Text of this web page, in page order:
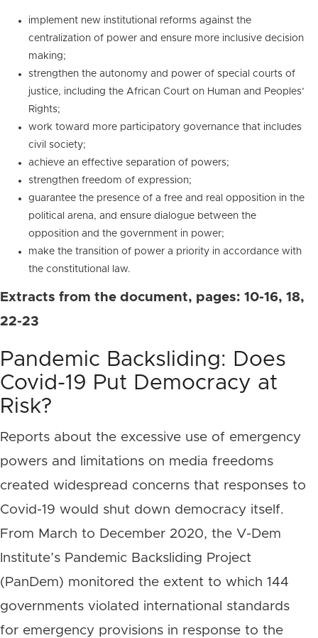
implement new institutional reforms against the
centralization of power and ensure more inclusive decision
making;
strengthen the autonomy and power of special courts of
justice, including the African Court on Human and Peoples’
Rights;
work toward more participatory governance that includes
civil society;
achieve an effective separation of powers;
strengthen freedom of expression;
guarantee the presence of a free and real opposition in the
political arena, and ensure dialogue between the
opposition and the government in power;
make the transition of power a priority in accordance with
the constitutional law.
Extracts from the document, pages: 10-16, 18,
22-23
Pandemic Backsliding: Does
Covid-19 Put Democracy at
Risk?
Reports about the excessive use of emergency
powers and limitations on media freedoms
created widespread concerns that responses to
Covid-19 would shut down democracy itself.
From March to December 2020, the V-Dem
Institute’s Pandemic Backsliding Project
(PanDem) monitored the extent to which 144
governments violated international standards
for emergency provisions in response to the